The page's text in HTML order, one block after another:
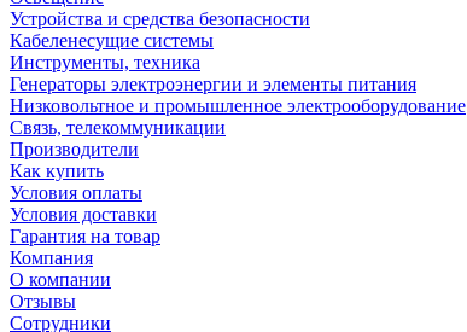
Устройства и средства безопасности
Кабеленесущие системы
Инструменты, техника
Генераторы электроэнергии и элементы питания
Низковольтное и промышленное электрооборудование
Связь, телекоммуникации
Производители
Как купить
Условия оплаты
Условия доставки
Гарантия на товар
Компания
О компании
Отзывы
Сотрудники